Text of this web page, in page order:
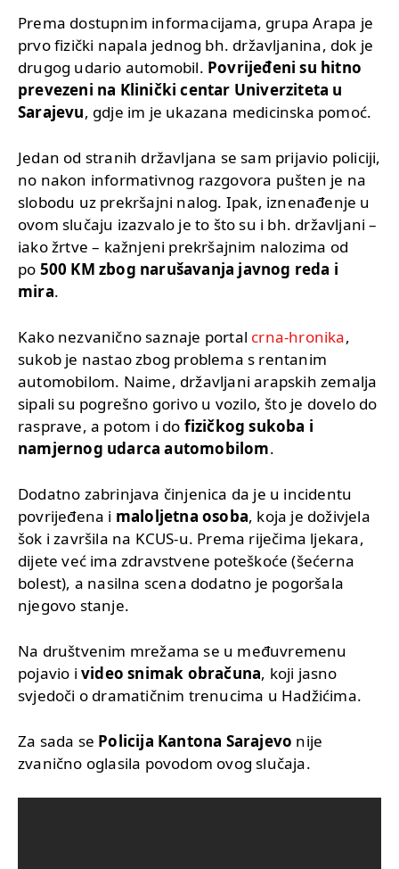
Prema dostupnim informacijama, grupa Arapa je
prvo fizički napala jednog bh. državljanina, dok je
drugog udario automobil. Povrijeđeni su hitno
prevezeni na Klinički centar Univerziteta u
Sarajevu, gdje im je ukazana medicinska pomoć.
Jedan od stranih državljana se sam prijavio policiji,
no nakon informativnog razgovora pušten je na
slobodu uz prekršajni nalog. Ipak, iznenađenje u
ovom slučaju izazvalo je to što su i bh. državljani –
iako žrtve – kažnjeni prekršajnim nalozima od
po 500 KM zbog narušavanja javnog reda i
mira.
Kako nezvanično saznaje portal crna-hronika,
sukob je nastao zbog problema s rentanim
automobilom. Naime, državljani arapskih zemalja
sipali su pogrešno gorivo u vozilo, što je dovelo do
rasprave, a potom i do fizičkog sukoba i
namjernog udarca automobilom.
Dodatno zabrinjava činjenica da je u incidentu
povrijeđena i maloljetna osoba, koja je doživjela
šok i završila na KCUS-u. Prema riječima ljekara,
dijete već ima zdravstvene poteškoće (šećerna
bolest), a nasilna scena dodatno je pogoršala
njegovo stanje.
Na društvenim mrežama se u međuvremenu
pojavio i video snimak obračuna, koji jasno
svjedoči o dramatičnim trenucima u Hadžićima.
Za sada se Policija Kantona Sarajevo nije
zvanično oglasila povodom ovog slučaja.